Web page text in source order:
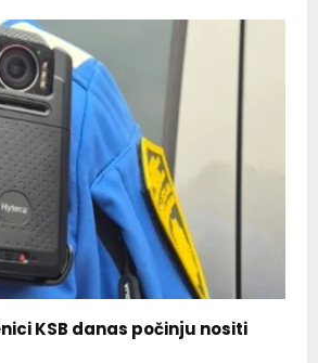
KSB danas počinju nositi